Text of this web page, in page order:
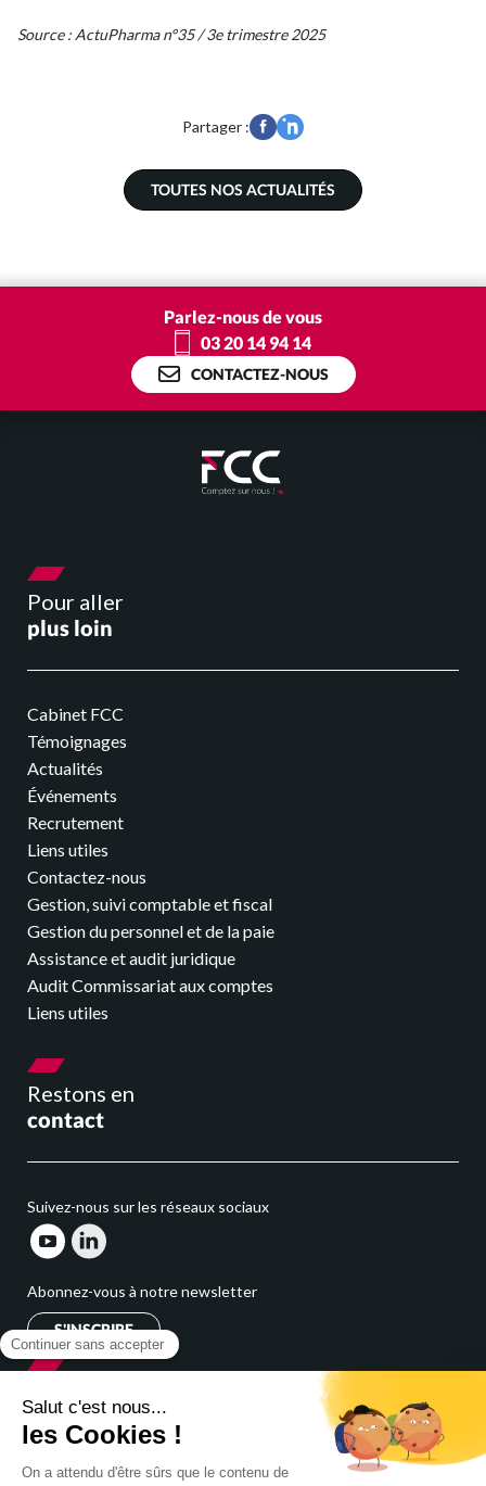
Source : ActuPharma n°35 / 3e trimestre 2025
Partager :
TOUTES NOS ACTUALITÉS
Parlez-nous de vous
03 20 14 94 14
CONTACTEZ-NOUS
Pour aller
plus loin
Cabinet FCC
Témoignages
Actualités
Événements
Recrutement
Liens utiles
Contactez-nous
Gestion, suivi comptable et fiscal
Gestion du personnel et de la paie
Assistance et audit juridique
Audit Commissariat aux comptes
Liens utiles
Restons en
contact
Suivez-nous sur les réseaux sociaux
Abonnez-vous à notre newsletter
S'INSCRIRE
expert comptable